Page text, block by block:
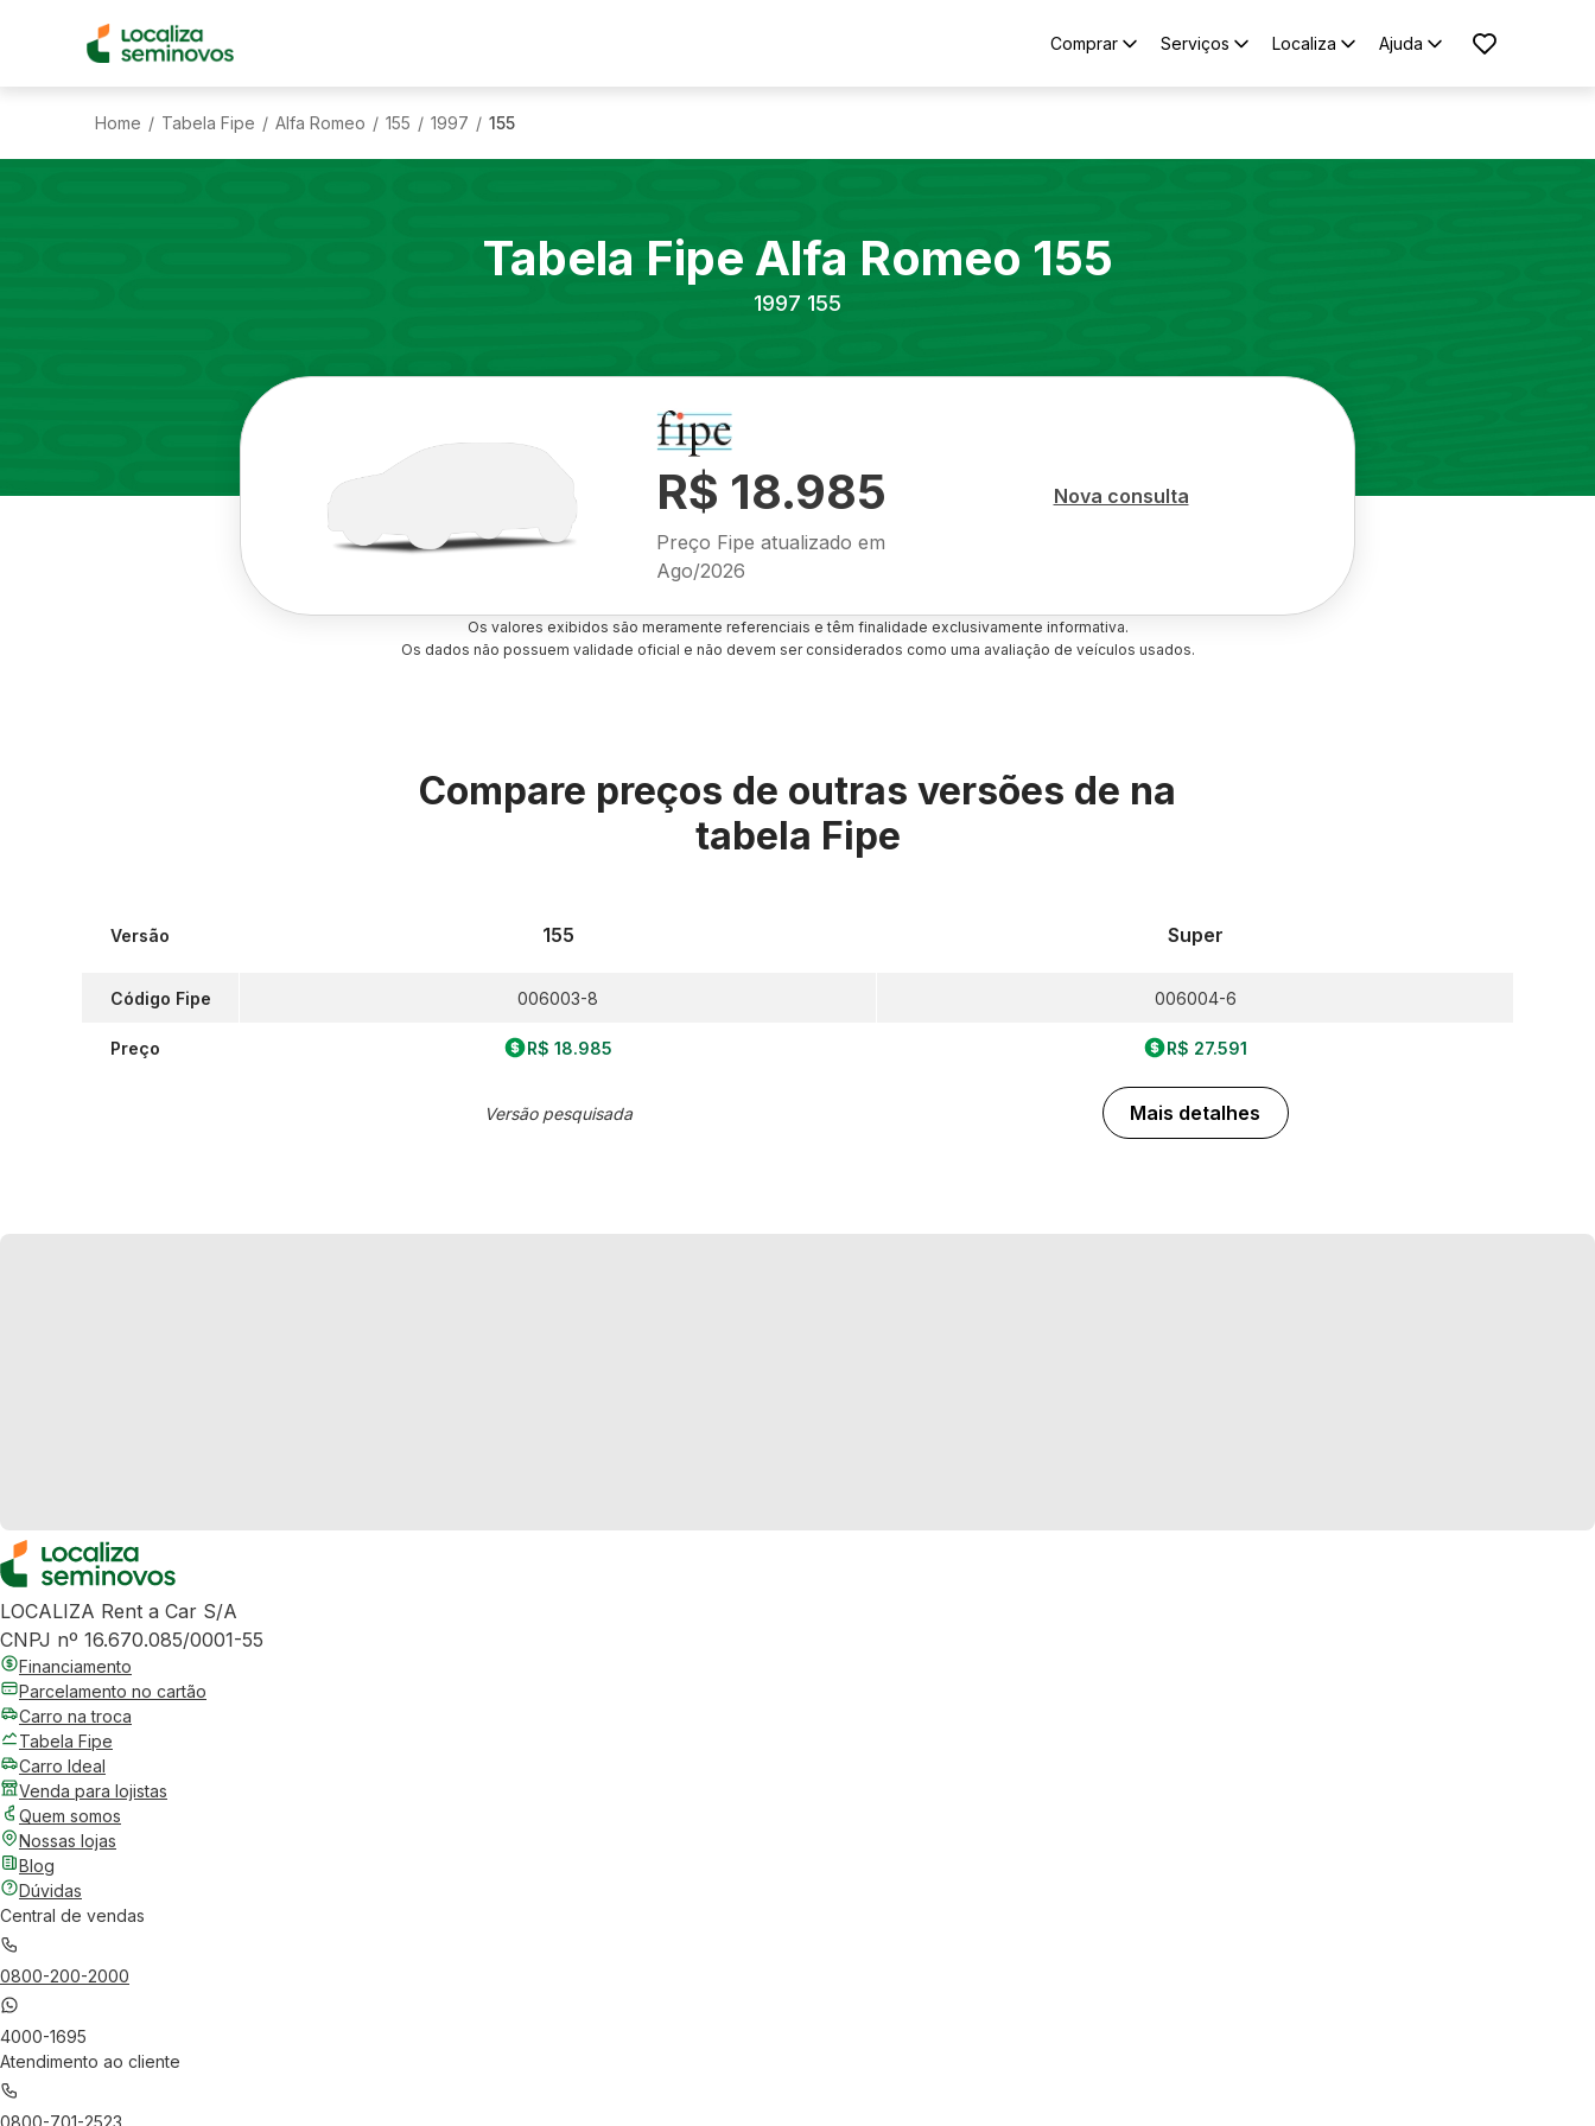
Comprar Serviços Localiza Ajuda
Home / Tabela Fipe / Alfa Romeo / 155 / 1997 / 155
Tabela Fipe Alfa Romeo 155
1997 155
R$ 18.985
Preço Fipe atualizado em
Ago/2026
Nova consulta
Os valores exibidos são meramente referenciais e têm finalidade exclusivamente informativa.
Os dados não possuem validade oficial e não devem ser considerados como uma avaliação de veículos usados.
Compare preços de outras versões de na
tabela Fipe
Versão
Código Fipe
Preço
155
006003-8
R$ 18.985
Versão pesquisada
Super
006004-6
R$ 27.591
Mais detalhes
LOCALIZA Rent a Car S/A
CNPJ nº 16.670.085/0001-55
Financiamento
Parcelamento no cartão
Carro na troca
Tabela Fipe
Carro Ideal
Venda para lojistas
Quem somos
Nossas lojas
Blog
Dúvidas
Central de vendas
0800-200-2000
4000-1695
Atendimento ao cliente
0800-701-2523